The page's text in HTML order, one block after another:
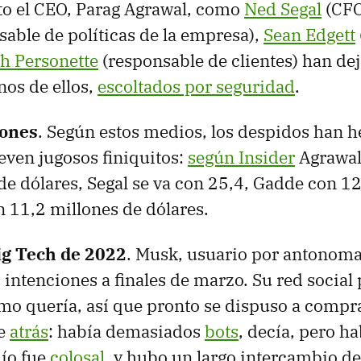
el CEO, Parag Agrawal, como Ned Segal
de políticas de la empresa), Sean Edgett
Personette (responsable de clientes) han
de ellos, escoltados por seguridad.
. Según estos medios, los despidos han
jugosos finiquitos: según Insider
dólares, Segal se va con 25,4, Gadde con
11,2 millones de dólares.
Tech de 2022. Musk, usuario por
a finales de marzo. Su red
quería, así que pronto se dispuso a
atrás: había demasiados bots, decía, pero